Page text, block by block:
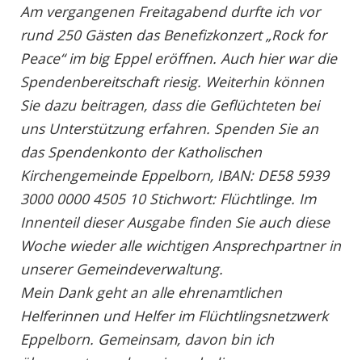
Am vergangenen Freitagabend durfte ich vor
rund 250 Gästen das Benefizkonzert „Rock for
Peace“ im big Eppel eröffnen. Auch hier war die
Spendenbereitschaft riesig. Weiterhin können
Sie dazu beitragen, dass die Geflüchteten bei
uns Unterstützung erfahren. Spenden Sie an
das Spendenkonto der Katholischen
Kirchengemeinde Eppelborn, IBAN: DE58 5939
3000 0000 4505 10 Stichwort: Flüchtlinge. Im
Innenteil dieser Ausgabe finden Sie auch diese
Woche wieder alle wichtigen Ansprechpartner in
unserer Gemeindeverwaltung.
Mein Dank geht an alle ehrenamtlichen
Helferinnen und Helfer im Flüchtlingsnetzwerk
Eppelborn. Gemeinsam, davon bin ich